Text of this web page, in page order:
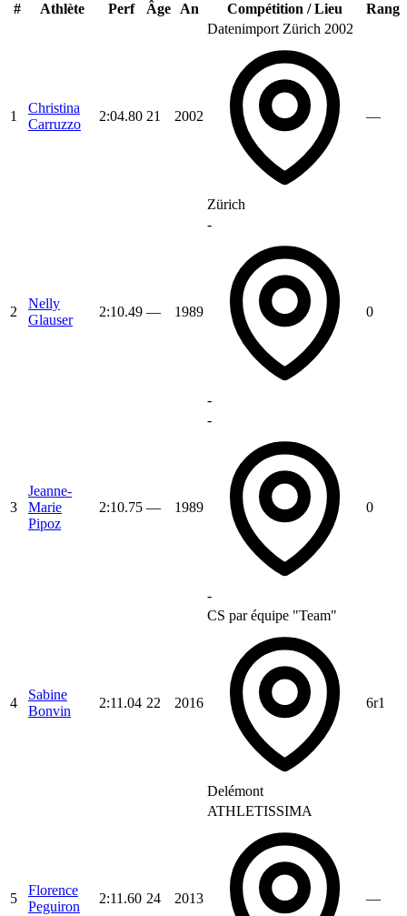
#
Athlète Perf Âge An Compétition / Lieu Rang
1
Christina
Carruzzo
2:04.80 21 2002
Datenimport Zürich 2002
Zürich
—
2
Nelly
Glauser
2:10.49 — 1989
-
-
0
3
Jeanne-
Marie
Pipoz
2:10.75 — 1989
-
-
0
4
Sabine
Bonvin
2:11.04 22 2016
CS par équipe "Team"
Delémont
6r1
5
Florence
Peguiron
2:11.60 24 2013
ATHLETISSIMA
—